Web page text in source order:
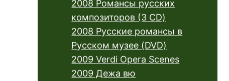
2008 Романсы русских
композиторов (3 CD)
2008 Русские романсы в
Русском музее (DVD)
2009 Verdi Opera Scenes
2009 Дежа вю